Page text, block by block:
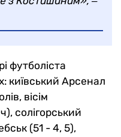
футболіста
київський Арсенал
вісім
солігорський
(51 - 4, 5),